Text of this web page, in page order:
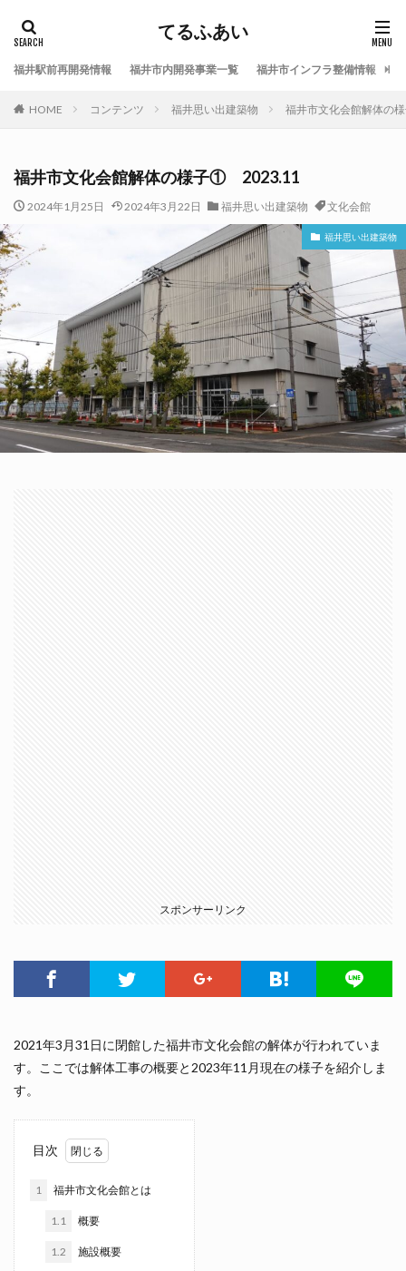
てるふあい
福井駅前再開発情報 福井市内開発事業一覧 福井市インフラ整備情報
HOME コンテンツ 福井思い出建築物 福井市文化会館解体
福井市文化会館解体の様子① 2023.11
2024年1月25日 2024年3月22日 福井思い出建築物 文化会館
福井思い出建築物
スポンサーリンク
2021年3月31日に閉館した福井市文化会館の解体が行われていま
す。ここでは解体工事の概要と2023年11月現在の様子を紹介しま
す。
目次
1 福井市文化会館とは
1.1 概要
1.2 施設概要